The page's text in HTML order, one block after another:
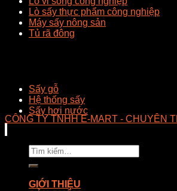
Lò sấy thực phẩm công nghiệp
Máy sấy nông sản
Tủ rã đông
Sấy gỗ
Hệ thống sấy
Sấy hơi nước
CÔNG TY TNHH E-MART - CHUYÊN
Tìm
kiếm:
GIỚI THIỆU